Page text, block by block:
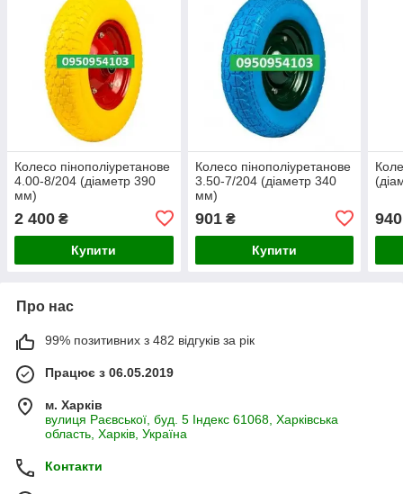
Колесо пінополіуретанове
4.00-8/204 (діаметр 390
мм)
2 400 ₴
Купити
Колесо пінополіуретанове
3.50-7/204 (діаметр 340
мм)
901₴
Купити
940
Про нас
99% позитивних з 482 відгуків за рік
Працює з 06.05.2019
м. Харків
вулиця Раєвської, буд. 5 Індекс 61068, Харківська
область, Харків, Україна
Контакти